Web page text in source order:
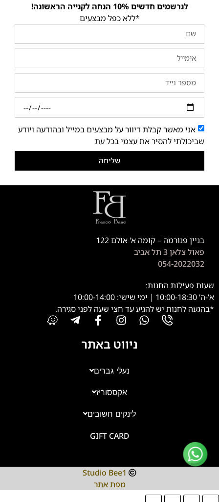
לנרשמים חדשים 10% הנחה לקנייה הראשונה!
*ללא כפל מבצעים
אני מאשר קבלת דיוור על מבצעים במייל ובהודעה ויודע
שביכולתי להסיר את עצמי בכל עת
שליחה
בניין פנורמה – קומה א' אולם 122
פאול צלאן 3 תל אביב
054-2022032
שעות פעילות החנות:
א’-ה’ 10:00-18:30 | ימי שישי: 10:00-14:00
*בהגעה לחנות יש להגיע עד חצי שעה לפני סגירה.
ניווט באתר
נעלי גברים
אקססוריז
לינקים חשובים
GIFT CARD
Studio Bee1
מפת אתר